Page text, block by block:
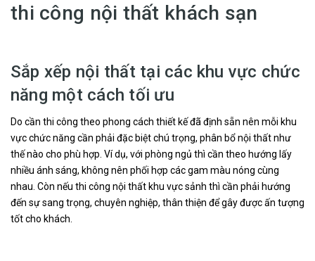
thi công nội thất khách sạn
Sắp xếp nội thất tại các khu vực chức
năng một cách tối ưu
Do cần thi công theo phong cách thiết kế đã định sẵn nên mỗi khu
vực chức năng cần phải đặc biệt chú trọng, phân bổ nội thất như
thế nào cho phù hợp. Ví dụ, với phòng ngủ thì cần theo hướng lấy
nhiều ánh sáng, không nên phối hợp các gam màu nóng cùng
nhau. Còn nếu thi công nội thất khu vực sảnh thì cần phải hướng
đến sự sang trọng, chuyên nghiệp, thân thiện để gây được ấn tượng
tốt cho khách.